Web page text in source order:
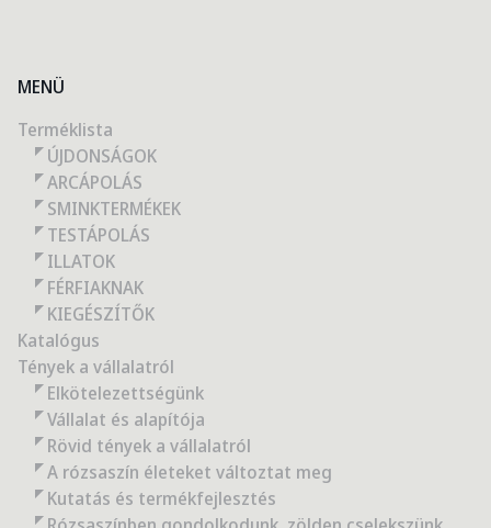
MENÜ
Terméklista
ÚJDONSÁGOK
ARCÁPOLÁS
SMINKTERMÉKEK
TESTÁPOLÁS
ILLATOK
FÉRFIAKNAK
KIEGÉSZÍTŐK
Katalógus
Tények a vállalatról
Elkötelezettségünk
Vállalat és alapítója
Rövid tények a vállalatról
A rózsaszín életeket változtat meg
Kutatás és termékfejlesztés